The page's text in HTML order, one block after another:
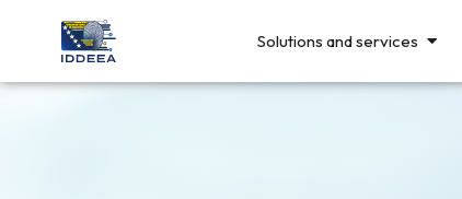
Solutions and services